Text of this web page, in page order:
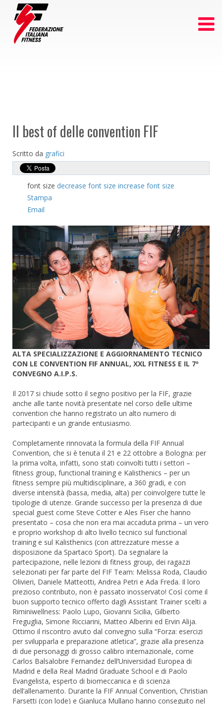
Il best of delle convention FIF
Scritto da grafici
font size decrease font size increase font size
Stampa
Email
ALTA SPECIALIZZAZIONE E AGGIORNAMENTO TECNICO
CON LE CONVENTION FIF ANNUAL, XXL FITNESS E IL 7º
CONVEGNO A.I.P.S.
Il 2017 si chiude sotto il segno positivo per la FIF, grazie
anche alle tante novità presentate nel corso delle ultime
convention che hanno registrato un alto numero di
partecipanti e un grande entusiasmo.
Completamente rinnovata la formula della FIF Annual
Convention, che si è tenuta il 21 e 22 ottobre a Bologna: per
la prima volta, infatti, sono stati coinvolti tutti i settori –
fitness group, functional training e Kalisthenics – per un
fitness sempre più multidisciplinare, a 360 gradi, e con
diverse intensità (bassa, media, alta) per coinvolgere tutte le
tipologie di utenze. Grande successo per la presenza di due
special guest come Steve Cotter e Ales Fiser che hanno
presentato – cosa che non era mai accaduta prima – un vero
e proprio workshop di alto livello tecnico sul functional
training e sul Kalisthenics (con attrezzature messe a
disposizione da Spartaco Sport). Da segnalare la
partecipazione, nelle lezioni di fitness group, dei ragazzi
selezionati per far parte del FIF Team: Melissa Roda, Claudio
Olivieri, Daniele Matteotti, Andrea Petri e Ada Freda. Il loro
prezioso contributo, non è passato inosservato! Così come il
buon supporto tecnico offerto dagli Assistant Trainer scelti a
Riminiwellness: Paolo Lupo, Giovanni Sicilia, Gilberto
Freguglia, Simone Ricciarini, Matteo Alberini ed Ervin Alija.
Ottimo il riscontro avuto dal convegno sulla “Forza: esercizi
per svilupparla e preparazione atletica”, grazie alla presenza
di due personaggi di grosso calibro internazionale, come
Carlos Balsalobre Fernandez dell’Universidad Europea di
Madrid e della Real Madrid Graduate School e di Paolo
Evangelista, esperto di biomeccanica e di scienza
dell’allenamento. Durante la FIF Annual Convention, Christian
Farsetti (con lode) e Gianluca Mullano hanno conseguito nel